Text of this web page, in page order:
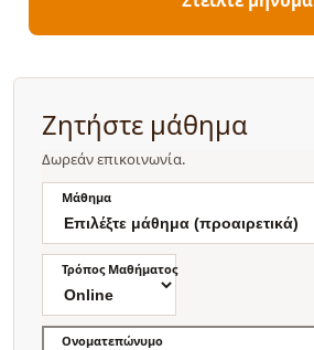
Ζητήστε μάθημα
Δωρεάν επικοινωνία.
Μάθημα
Τρόπος Μαθήματος
Ονοματεπώνυμο